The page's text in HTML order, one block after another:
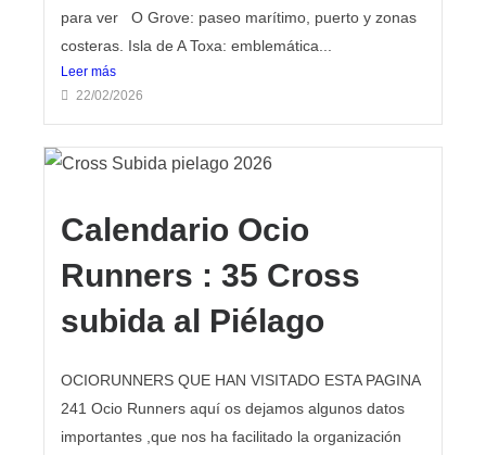
para ver O Grove: paseo marítimo, puerto y zonas
costeras. Isla de A Toxa: emblemática...
Leer más
22/02/2026
Calendario Ocio
Runners : 35 Cross
subida al Piélago
OCIORUNNERS QUE HAN VISITADO ESTA PAGINA
241 Ocio Runners aquí os dejamos algunos datos
importantes ,que nos ha facilitado la organización